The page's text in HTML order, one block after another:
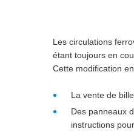
Les circulations
étant toujours en
Cette modification
La vente de
Des panneaux
instructions